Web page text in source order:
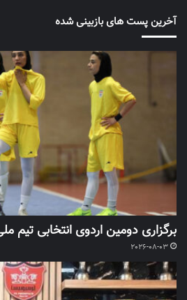
آخرین پست های بازبینی شده
برگزاری دومین اردوی انتخابی تیم
2026-08-03